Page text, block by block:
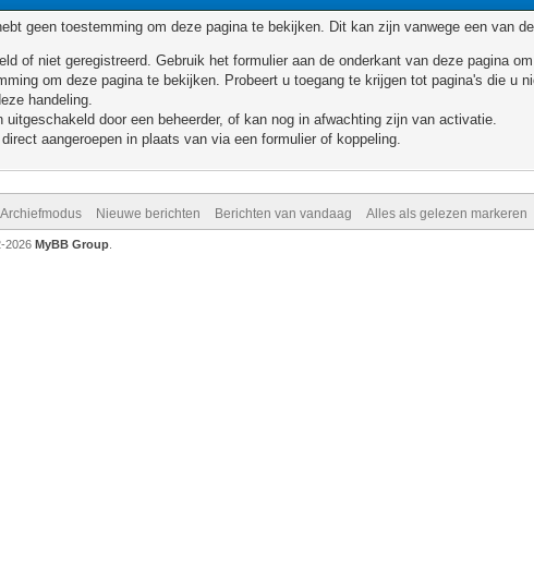
geen toestemming om deze pagina te bekijken. Dit kan zijn vanwege een van
of niet geregistreerd. Gebruik het formulier aan de onderkant van deze pagina
om deze pagina te bekijken. Probeert u toegang te krijgen tot pagina's die u
handeling.
uitgeschakeld door een beheerder, of kan nog in afwachting zijn van activatie.
aangeroepen in plaats van via een formulier of koppeling.
Archiefmodus Nieuwe berichten Berichten van vandaag Alles als gelezen markeren
2026 MyBB Group.